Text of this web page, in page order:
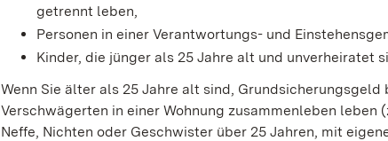
getrennt leben,
Personen in einer Verantwortungs- und
Kinder, die jünger als 25 Jahre alt und unverheiratet
Wenn Sie älter als 25 Jahre alt sind,
Verschwägerten in einer Wohnung zusammenleben leben
Neffe, Nichten oder Geschwister über 25 Jahren, mit